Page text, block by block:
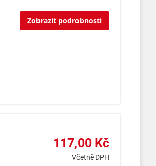
Zobrazit podrobnosti
117,00 Kč
Včetně DPH